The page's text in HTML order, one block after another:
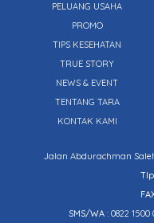
PELUANG USAHA
PROMO
TIPS KESEHATAN
TRUE STORY
NEWS & EVENT
TENTANG TARA
KONTAK KAMI
Jalan Abdurachman
SMS/WA: 0822 1500